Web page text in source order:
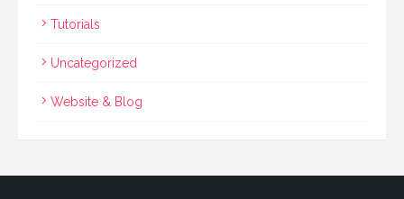
Tutorials
Uncategorized
Website & Blog